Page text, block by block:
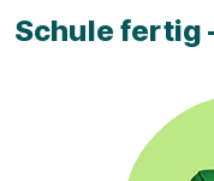
Schule fertig